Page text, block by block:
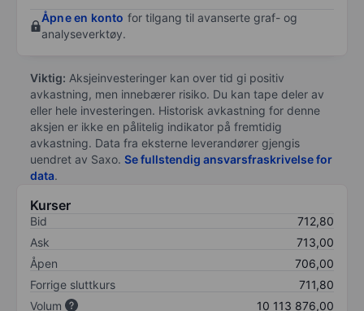
Åpne en konto for tilgang til avanserte graf- og
analyseverktøy.
Viktig: Aksjeinvesteringer kan over tid gi positiv
avkastning, men innebærer risiko. Du kan tape deler av
eller hele investeringen. Historisk avkastning for denne
aksjen er ikke en pålitelig indikator på fremtidig
avkastning. Data fra eksterne leverandører gjengis
uendret av Saxo. Se fullstendig ansvarsfraskrivelse for
data.
Kurser
Bid
712,80
Ask
713,00
Åpen
706,00
Forrige sluttkurs
711,80
Volum
10 113 876,00